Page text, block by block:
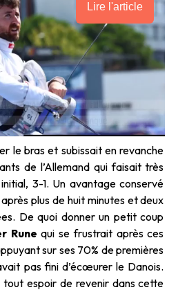
Lire l'article
le bras et subissait en revanche
de l’Allemand qui faisait très
3-1. Un avantage conservé
plus de huit minutes et deux
De quoi donner un petit coup
Runequi se frustrait après ces
sur ses 70% de premières
pas fini d’écœurer le Danois.
espoir de revenir dans cette